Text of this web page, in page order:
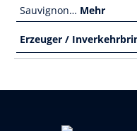
Sauvignon… Mehr
Erzeuger /